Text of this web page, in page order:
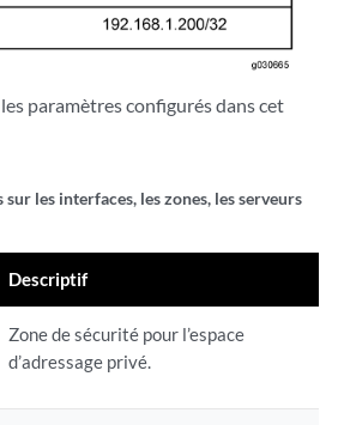
paramètres configurés dans cet
les interfaces, les zones, les serveurs
Descriptif
Zone de sécurité pour l’espace
d’adressage privé.